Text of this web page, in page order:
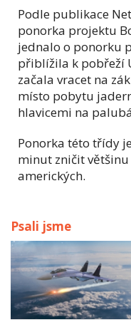
Podle publikace
ponorka projektu
jednalo o ponorku
přiblížila k pobřeží
začala vracet na
místo pobytu
hlavicemi na
Ponorka této třídy
minut zničit
amerických.
Psali jsme